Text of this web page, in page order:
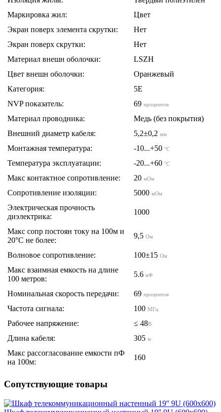
Маркировка жил:
Цвет
Экран поверх элемента скрутки:
Нет
Экран поверх скрутки:
Нет
Материал внешн оболочки:
LSZH
Цвет внешн оболочки:
Оранжевый
Категория:
5E
NVP показатель:
69 процентов
Материал проводника:
Медь (без покрытия)
Внешний диаметр кабеля:
5,2±0,2 мм
Монтажная температура: -10...+50 °C
Температура эксплуатации: -20...+60 °C
Макс контактное сопротивление: 20 мОм
Сопротивление изоляции: 5000 мОм
Электрическая прочность
диэлектрика:
1000
Макс сопр постоян току на 100м и
20°С не более:
9,5 Ом
Волновое сопротивление: 100±15 Ом
Макс взаимная емкость на длине
100 метров:
5.6 нФ
Номинальная скорость передачи: 69 процентов
Частота сигнала: 100 МГц
Рабочее напряжение: ≤ 48В
Длина кабеля: 305 м
Макс рассогласование емкости пФ
на 100м:
160
Сопутствующие товары